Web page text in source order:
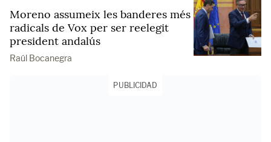
Moreno assumeix les banderes més
radicals de Vox per ser reelegit
president andalús
Raúl Bocanegra
PUBLICIDAD